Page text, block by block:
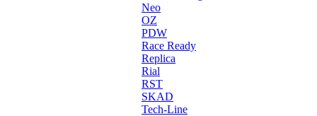
Neo
OZ
PDW
Race Ready
Replica
Rial
RST
SKAD
Tech-Line